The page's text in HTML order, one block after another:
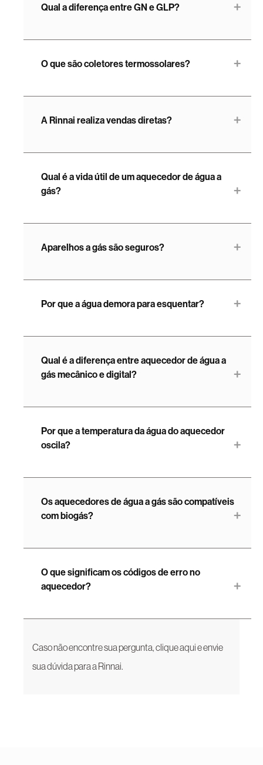
Qual a diferença entre GN e GLP?
O que são coletores termossolares?
A Rinnai realiza vendas diretas?
Qual é a vida útil de um aquecedor de água a
gás?
Aparelhos a gás são seguros?
Por que a água demora para esquentar?
Qual é a diferença entre aquecedor de água a
gás mecânico e digital?
Por que a temperatura da água do aquecedor
oscila?
Os aquecedores de água a gás são compatíveis
com biogás?
O que significam os códigos de erro no
aquecedor?
Caso não encontre sua pergunta,clique aquie envie
sua dúvida para a Rinnai.